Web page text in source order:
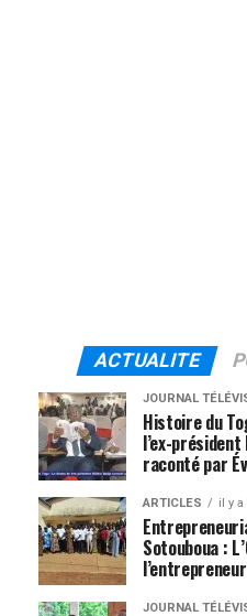
ACTUALITE
JOURNAL
Histoire du
l’ex-
raconté par
ARTICLES il y
Sotouboua :
JOURNAL